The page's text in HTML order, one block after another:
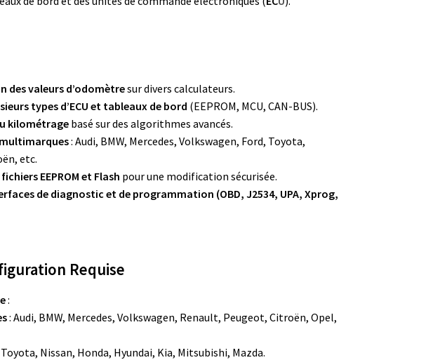
valeurs d’odomètresur divers calculateurs.
types d’ECU et tableaux de bord (EEPROM, MCU, CAN-BUS).
kilométrage basé sur des algorithmes avancés.
: Audi, BMW, Mercedes, Volkswagen, Ford, Toyota,
etc.
EEPROM et Flash pour une modification sécurisée.
de diagnostic et de programmation (OBD, J2534, UPA, Xprog,
Requise
:
: Audi, BMW, Mercedes, Volkswagen, Renault, Peugeot, Citroën, Opel,
Toyota, Nissan, Honda, Hyundai, Kia, Mitsubishi, Mazda.